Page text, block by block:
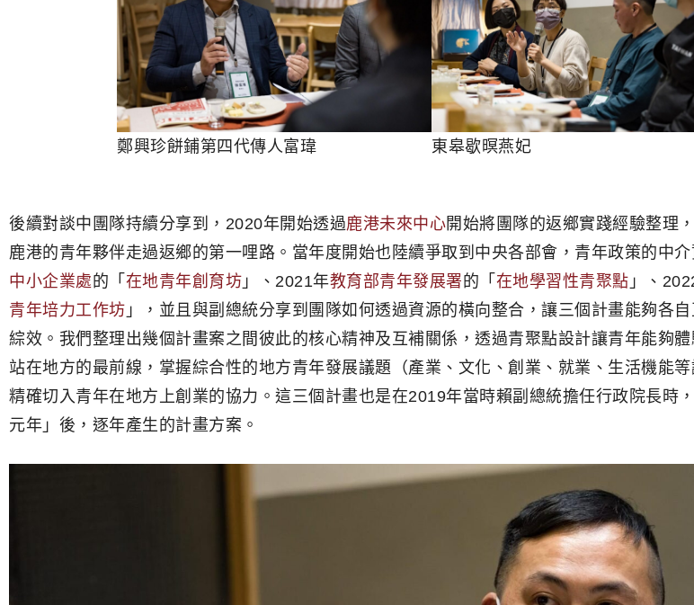
鄭興珍餅鋪第四代傳人富瑋 東皋歇暝燕妃
後續對談中團隊持續分享到，2020年開始透過鹿港未來中心開始將團隊的返鄉實踐經驗整理
鹿港的青年夥伴走過返鄉的第一哩路。當年度開始也陸續爭取到中央各部會，青年政策的中
中小企業處 的「 在地青年創育坊 」、2021年教育部青年發展署 的「 在地學習性青聚點 」、
青年培力工作坊 」，並且與副總統分享到團隊如何透過資源的橫向整合，讓三個計畫能夠各
綜效。我們整理出幾個計畫案之間彼此的核心精神及互補關係，透過青聚點設計讓青年能夠
站在地方的最前線，掌握綜合性的地方青年發展議題（產業、文化、創業、就業、生活機能
精確切入青年在地方上創業的協力。這三個計畫也是在2019年當時賴副總統擔任行政院長時
元年」後，逐年產生的計畫方案。